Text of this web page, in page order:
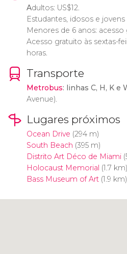
Adultos: US$12.
Estudantes, idosos e jovens
Menores de 6 anos: acesso
Acesso gratuito às sextas-
horas.
Transporte
Metrobus: linhas C, H, K e
Avenue).
Lugares próximos
Ocean Drive (294 m)
South Beach (395 m)
Distrito Art Déco de Miami
Holocaust Memorial (1.7 km)
Bass Museum of Art(1.9 km)